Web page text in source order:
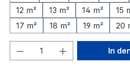
12 m²
13 m² 14 m² 15
17 m²
18 m² 19 m² 20
Produkt Anzahl: Gib
In